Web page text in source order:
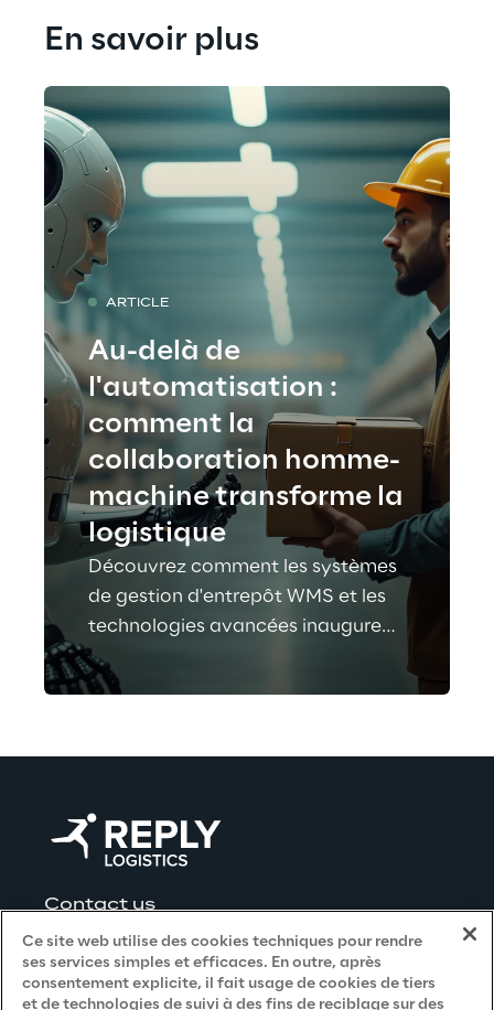
En savoir plus
ARTICLE
Au-delà de
l'automatisation :
comment la
collaboration homme-
machine transforme la
logistique
Découvrez comment les systèmes
de gestion d'entrepôt WMS et les
technologies avancées inaugurent
une nouvelle ère d'automatisation
centrée sur l'humain, visant à
Contact us
Ce site web utilise des cookies techniques pour rendre
ses services simples et efficaces. En outre, après
consentement explicite, il fait usage de cookies de tiers
et de technologies de suivi à des fins de reciblage sur des